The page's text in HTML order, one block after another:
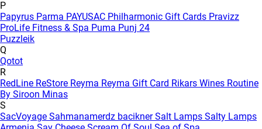
P
Papyrus Parma PAYUSAC Philharmonic Gift Cards Pravizz
ProLife Fitness & Spa Puma Punj 24
Puzzleik
Q
Qotot
R
RedLine ReStore Reyma Reyma Gift Card Rikars Wines Routine
By Siroon Minas
S
SacVoyage Sahmanamerdz baciknerSalt Lamps Salty Lamps